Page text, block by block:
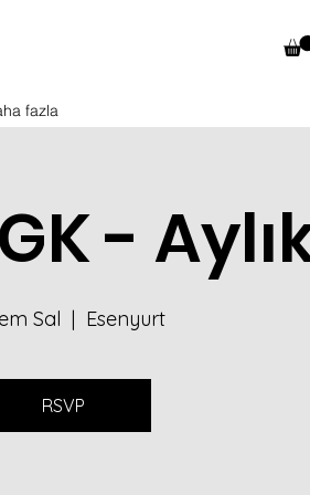
fazla
-
Sal
  |
Esenyurt
RSVP